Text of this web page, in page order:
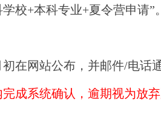
校+本科专业+夏令营申请”
在网站公布，并邮件/电话
成系统确认，逾期视为放